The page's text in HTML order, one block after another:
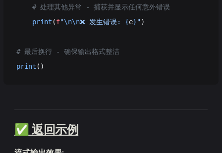
    # 处理其他异常 - 捕获并显示任何意外错误
    print
(f"\n\n❌ 发生错误: {e}")
# 最后换行 - 确保输出格式整洁
print ()
✅ 返回示例